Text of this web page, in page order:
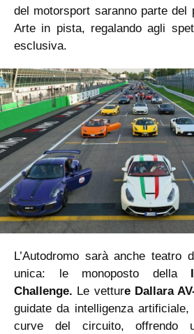
del motorsport saranno parte del
Arte in pista, regalando agli
esclusiva.
L’Autodromo sarà anche teatro
unica: le monoposto della
Challenge. Le vetture Dallara
guidate da intelligenza
curve del circuito, offrendo